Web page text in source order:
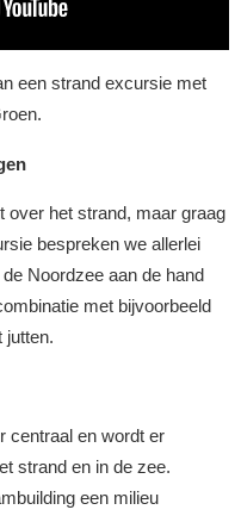
een strand excursie met
over het strand, maar graag
bespreken we allerlei
Noordzee aan de hand
met bijvoorbeeld
jutten.
centraal en wordt er
strand en in de zee.
een milieu